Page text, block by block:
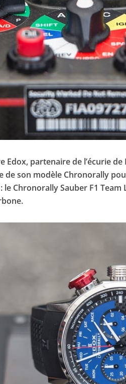
Edox, partenaire de l’écurie
de son modèle Chronorally
le Chronorally Sauber F1